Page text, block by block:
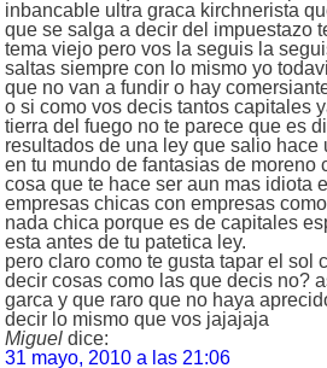
inbancable ultra graca kirchnerista
que se salga a decir del impuestazo
tema viejo pero vos la seguis la
saltas siempre con lo mismo yo
que no van a fundir o hay
o si como vos decis tantos capitales
tierra del fuego no te parece que es
resultados de una ley que salio hace
en tu mundo de fantasias de moreno
cosa que te hace ser aun mas idiota
empresas chicas con empresas
nada chica porque es de capitales
esta antes de tu patetica ley.
pero claro como te gusta tapar el sol
decir cosas como las que decis no?
garca y que raro que no haya
decir lo mismo que vos jajajaja
Miguel dice:
31 mayo, 2010 a las 21:06